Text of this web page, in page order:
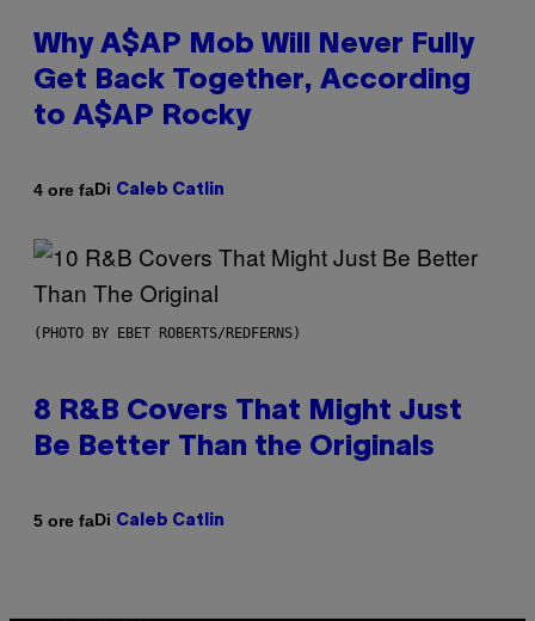
Why A$AP Mob Will Never Fully
Get Back Together, According
to A$AP Rocky
4 ore faDi Caleb Catlin
(PHOTO BY EBET ROBERTS/REDFERNS)
8 R&B Covers That Might Just
Be Better Than the Originals
5 ore faDi Caleb Catlin